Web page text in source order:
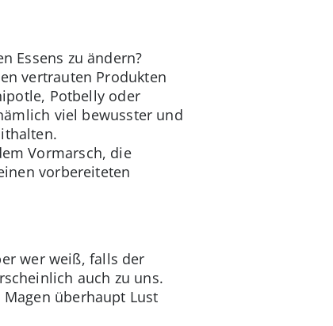
Essens zu ändern?
vertrauten Produkten
Potbelly oder
viel bewusster und
Vormarsch, die
vorbereiteten
wer weiß, falls der
auch zu uns.
überhaupt Lust